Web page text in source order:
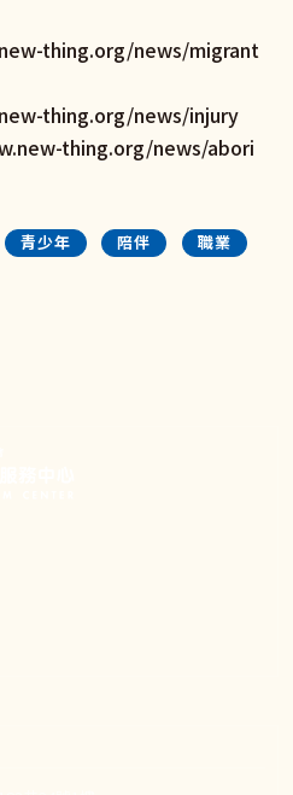
thing.org/news/migrant
thing.org/news/injury
thing.org/news/abori
青少年 陪伴 職業